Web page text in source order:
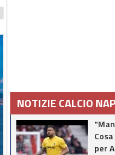
NOTIZIE CALCIO
per